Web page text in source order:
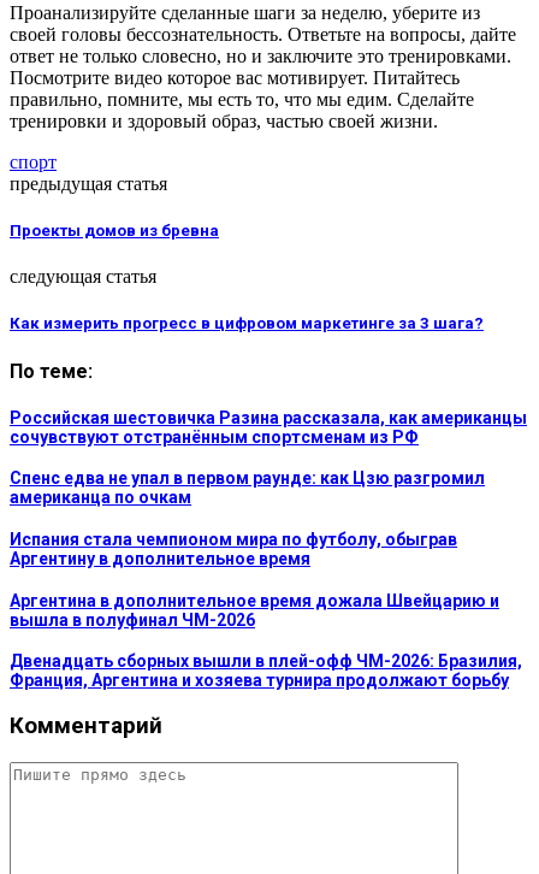
Проанализируйте сделанные шаги за неделю, уберите из
своей головы бессознательность. Ответьте на вопросы, дайте
ответ не только словесно, но и заключите это тренировками.
Посмотрите видео которое вас мотивирует. Питайтесь
правильно, помните, мы есть то, что мы едим. Сделайте
тренировки и здоровый образ, частью своей жизни.
спорт
предыдущая статья
Проекты домов из бревна
следующая статья
Как измерить прогресс в цифровом маркетинге за 3 шага?
По теме:
Российская шестовичка Разина рассказала, как американцы
сочувствуют отстранённым спортсменам из РФ
Спенс едва не упал в первом раунде: как Цзю разгромил
американца по очкам
Испания стала чемпионом мира по футболу, обыграв
Аргентину в дополнительное время
Аргентина в дополнительное время дожала Швейцарию и
вышла в полуфинал ЧМ-2026
Двенадцать сборных вышли в плей-офф ЧМ-2026: Бразилия,
Франция, Аргентина и хозяева турнира продолжают борьбу
Комментарий